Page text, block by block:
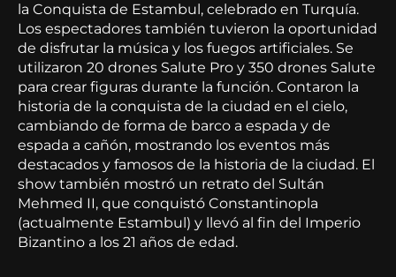
la Conquista de Estambul, celebrado en Turquía.
Los espectadores también tuvieron la oportunidad
de disfrutar la música y los fuegos artificiales. Se
utilizaron 20 drones Salute Pro y 350 drones Salute
para crear figuras durante la función. Contaron la
historia de la conquista de la ciudad en el cielo,
cambiando de forma de barco a espada y de
espada a cañón, mostrando los eventos más
destacados y famosos de la historia de la ciudad. El
show también mostró un retrato del Sultán
Mehmed II, que conquistó Constantinopla
(actualmente Estambul) y llevó al fin del Imperio
Bizantino a los 21 años de edad.